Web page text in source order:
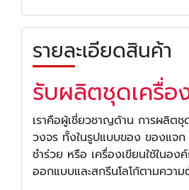
รายละเอียดสินค้า
รับผลิตชุดเครื่อ
เราคือผู้เชี่ยวชาญด้าน การผลิตชุ
วงจร ทั้งในรูปแบบของ ของแจ
ชำร่วย หรือ เครื่องเขียนใช้ในอง
ออกแบบและสกรีนโลโก้ตามควา